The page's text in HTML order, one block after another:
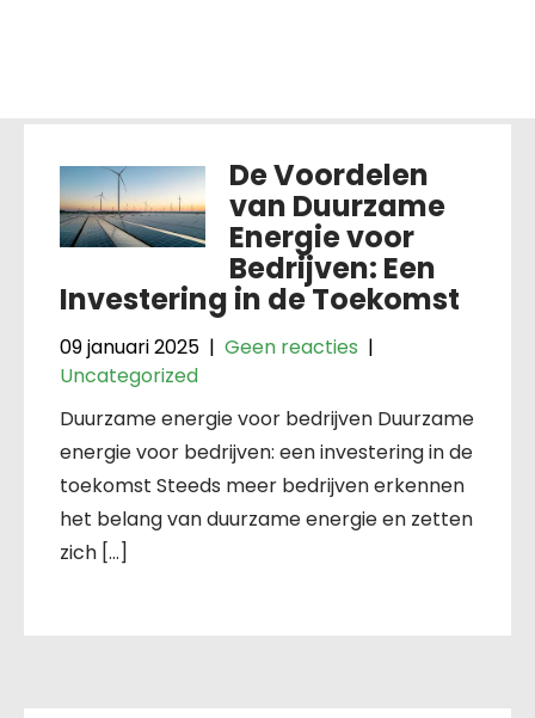
De Voordelen
van Duurzame
Energie voor
Bedrijven: Een
Investering in de Toekomst
09 januari 2025 | Geen reacties |
Uncategorized
Duurzame energie voor bedrijven Duurzame
energie voor bedrijven: een investering in de
toekomst Steeds meer bedrijven erkennen
het belang van duurzame energie en zetten
zich […]